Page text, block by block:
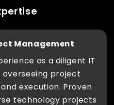
Management
as a diligent IT
overseeing project
execution. Proven
technology projects